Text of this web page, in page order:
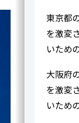
東京都
を激変
いため
大阪府
を激変
いため